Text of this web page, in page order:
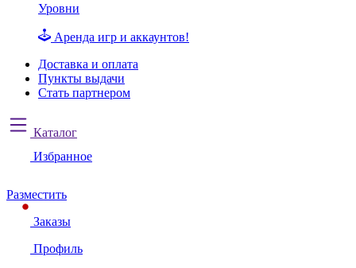
Уровни
Аренда игр и аккаунтов!
Доставка и оплата
Пункты выдачи
Стать партнером
Каталог
Избранное
Разместить
Заказы
Профиль